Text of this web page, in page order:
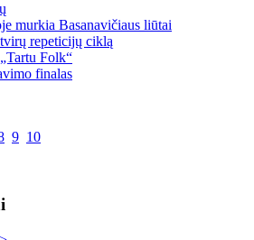
murkia Basanavičiaus liūtai
repeticijų ciklą
Folk“
finalas
9 10